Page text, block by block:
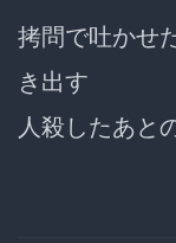
拷問で吐かせ
き出す
人殺したあと